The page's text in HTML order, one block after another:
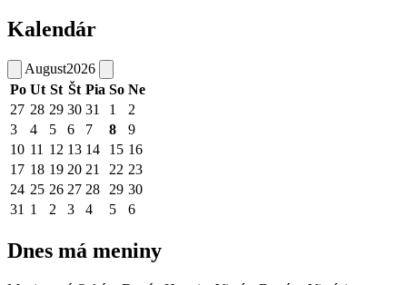
Kalendár
August2026
Po Ut St Št Pia So Ne
27 28 29 30 31 1
2
3
4 5 6 7 8
9
10 11 12 13 14 15 16
17 18 19 20 21 22 23
24 25 26 27 28 29 30
31 1 2 3 4 5 6
Dnes má meniny